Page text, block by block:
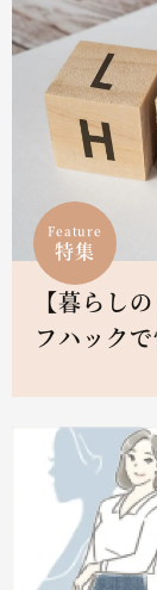
Feature
特集
【暮らし
フハック